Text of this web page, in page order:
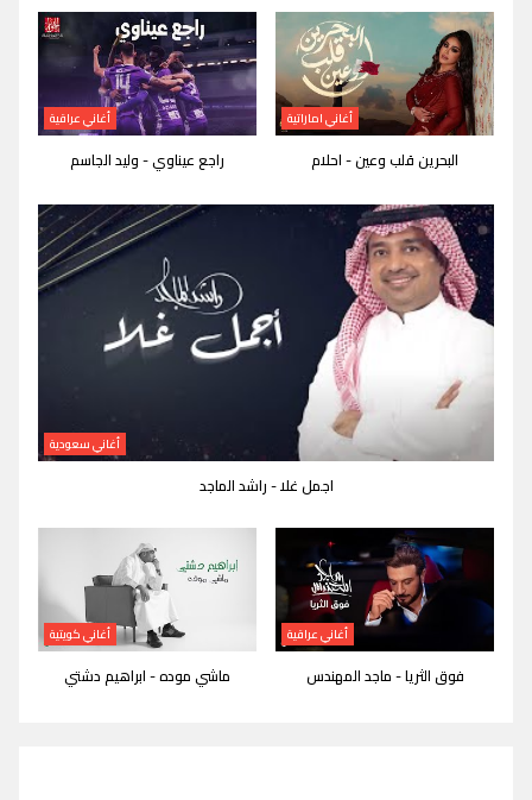
أغاني اماراتية
البحرين قلب وعين - احلام
أغاني عراقية
راجع عيناوي - وليد الجاسم
أغاني سعودية
اجمل غلا - راشد الماجد
أغاني عراقية
فوق الثريا - ماجد المهندس
أغاني كويتية
ماشي موده - ابراهيم دشتي